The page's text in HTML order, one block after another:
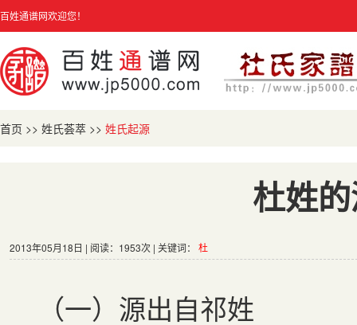
百姓通谱网欢迎您！
首页 >> 姓氏荟萃 >> 姓氏起源
杜姓
2013年05月18日 | 阅读：1953次 | 关键词： 杜
（一）源出自祁姓